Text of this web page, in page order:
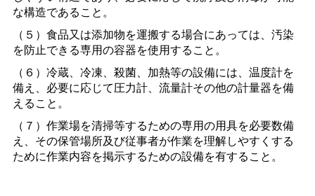
な構造であること。
（５）食品又は添加物を運搬する場合にあっては、汚染
を防止できる専用の容器を使用すること。
（６）冷蔵、冷凍、殺菌、加熱等の設備には、温度計を
備え、必要に応じて圧力計、流量計その他の計量器を備
えること。
（７）作業場を清掃等するための専用の用具を必要数備
え、その保管場所及び従事者が作業を理解しやすくする
ために作業内容を掲示するための設備を有すること。